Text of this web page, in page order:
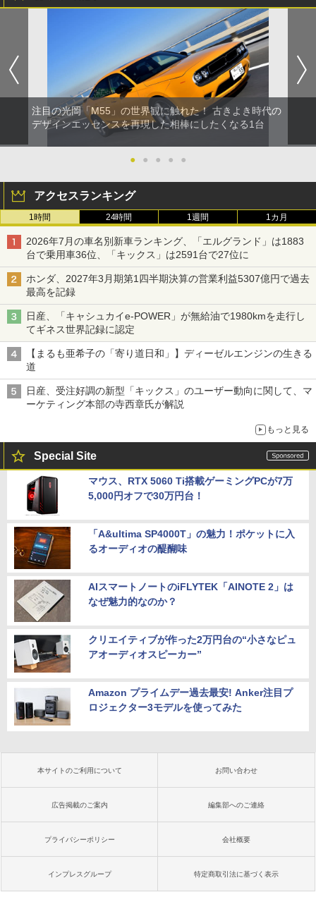
注目の光岡「M55」の世界観に触れた！ 古きよき時代の
デザインエッセンスを再現した相棒にしたくなる1台
● ● ● ● ●
アクセスランキング
1時間 24時間 1週間 1カ月
2026年7月の車名別新車ランキング、「エルグランド」は1883
台で乗用車36位、「キックス」は2591台で27位に
ホンダ、2027年3月期第1四半期決算の営業利益5307億円で過去
最高を記録
日産、「キャシュカイe-POWER」が無給油で1980kmを走行し
てギネス世界記録に認定
【まるも亜希子の「寄り道日和」】ディーゼルエンジンの生きる
道
日産、受注好調の新型「キックス」のユーザー動向に関して、マ
ーケティング本部の寺西章氏が解説
もっと見る
Special Site
マウス、RTX 5060 Ti搭載ゲーミングPCが7万
5,000円オフで30万円台！
「A&ultima SP4000T」の魅力！ポケットに入
るオーディオの醍醐味
AIスマートノートのiFLYTEK「AINOTE 2」は
なぜ魅力的なのか？
クリエイティブが作った2万円台の“小さなピュ
アオーディオスピーカー”
Amazon プライムデー過去最安! Anker注目プ
ロジェクター3モデルを使ってみた
本サイトのご利用について お問い合わせ
広告掲載のご案内 編集部へのご連絡
プライバシーポリシー 会社概要
インプレスグループ 特定商取引法に基づく表示